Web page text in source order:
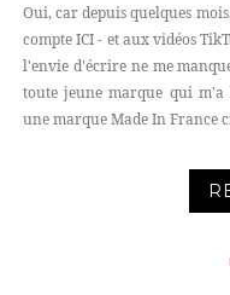
Oui, car depuis quelques
compte ICI - et aux vidéos
l'envie d'écrire ne me
toute jeune marque qui m'a
une marque Made In France